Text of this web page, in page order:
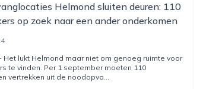
Helmond sluiten deuren: 110
op zoek naar een ander onderkomen
Het lukt Helmond maar niet om genoeg ruimte voor
te vinden. Per 1 september moeten 110
vertrekken uit de noodopva...